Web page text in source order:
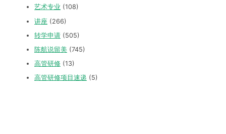
艺术专业 (108)
讲座 (266)
转学申请 (505)
陈航说留美 (745)
高管研修 (13)
高管研修项目速递 (5)